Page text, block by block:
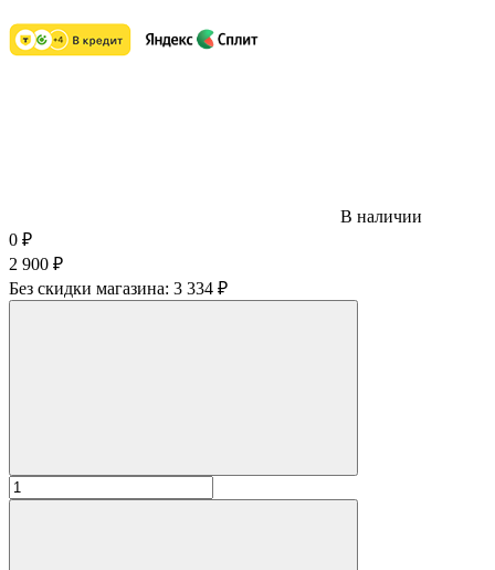
В наличии
0 ₽
2 900 ₽
Без скидки магазина: 3 334 ₽